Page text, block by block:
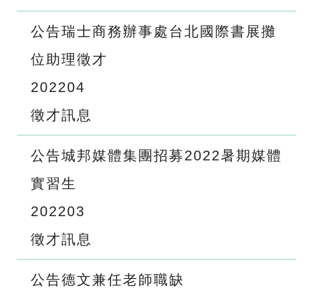
公告瑞士商務辦事處台北國際書展攤
位助理徵才
202204
徵才訊息
公告城邦媒體集團招募2022暑期媒體
實習生
202203
徵才訊息
公告德文兼任老師職缺